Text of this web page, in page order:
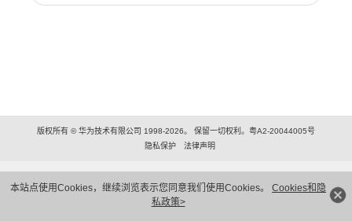
本站点使用Cookies，继续浏览表示您同意我们使用Cookies。 Cookies和隐
私政策>
版权所有 © 华为技术有限公司 1998-2026。 保留一切权利。粤A2-20044005号
隐私保护
法律声明